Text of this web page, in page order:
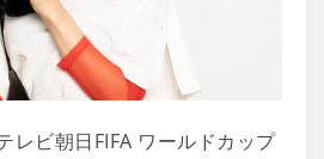
レビ朝日FIFA ワールドカップ